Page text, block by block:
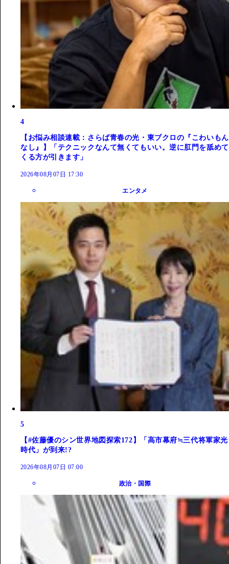
4
【お悩み相談連載：さらば青春の光・東ブクロの『こわいもん
なし』】「テクニックなんて無くてもいい。逆に肛門を舐めて
くる方が引きます」
2026年08月07日 17:30
エンタメ
5
【#佐藤優のシン世界地図探索172】「高市幕府≒三代将軍家光
時代」が到来!?
2026年08月07日 07:00
政治・国際